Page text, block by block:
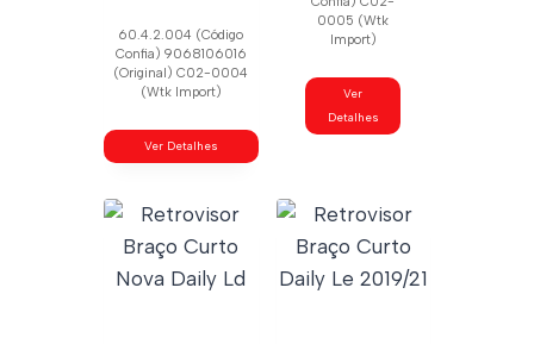
60.4.2.004 (Código
Confia) 9068106016
(Original) C02-0004
(Wtk Import)
Ver Detalhes
0005 (Wtk
Import)
Ver
Detalhes